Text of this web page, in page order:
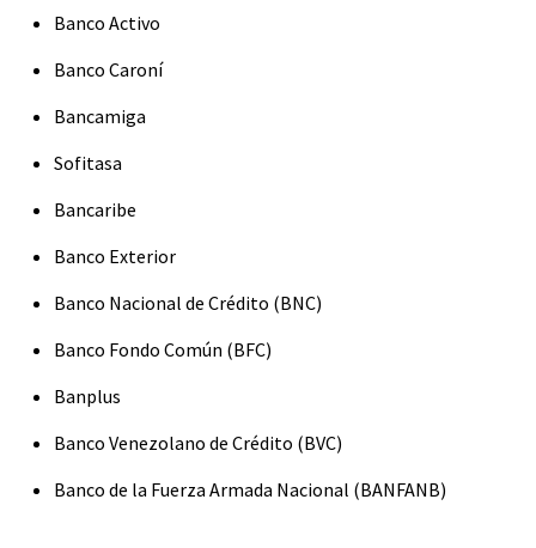
Banco Activo
Banco Caroní
Bancamiga
Sofitasa
Bancaribe
Banco Exterior
Banco Nacional de Crédito (BNC)
Banco Fondo Común (BFC)
Banplus
Banco Venezolano de Crédito (BVC)
Banco de la Fuerza Armada Nacional (BANFANB)